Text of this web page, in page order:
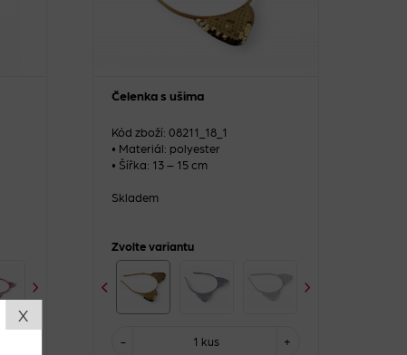
X
Čelenka s ušima
Kód zboží: 08211_18_1
• Materiál: polyester
• Šířka: 13 – 15 cm
Skladem
Zvolte variantu
- +
1 kus